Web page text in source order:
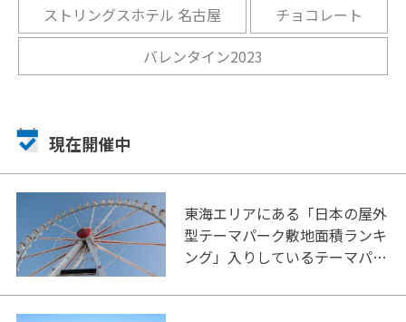
ストリングスホテル 名古屋
チョコレート
バレンタイン2023
現在開催中
東海エリアにある「日本の屋外
型テーマパーク敷地面積ランキ
ング」入りしているテーマパー